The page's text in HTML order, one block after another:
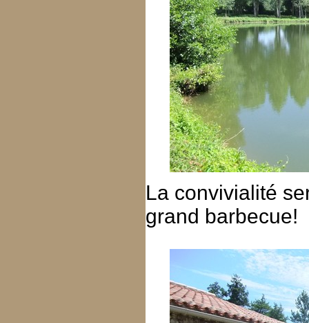
La convivialité
grand barbecue!